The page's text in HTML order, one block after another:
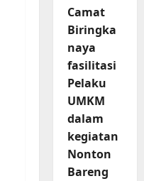
Camat
Biringka
naya
fasilitasi
Pelaku
UMKM
dalam
kegiatan
Nonton
Bareng